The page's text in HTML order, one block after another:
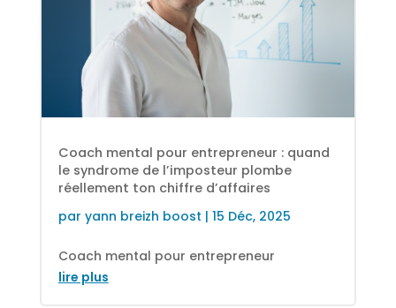
Coach mental pour entrepreneur : quand
le syndrome de l’imposteur plombe
réellement ton chiffre d’affaires
par yann breizh boost | 15 Déc, 2025
Coach mental pour entrepreneur
lire plus